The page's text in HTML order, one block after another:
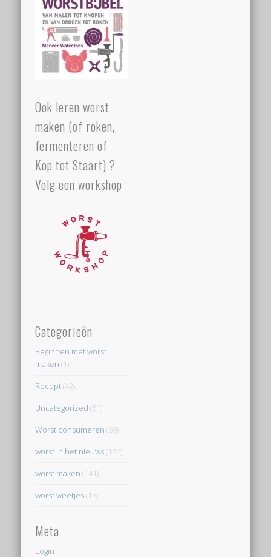
Ook leren worst
maken (of roken,
fermenteren of
Kop tot Staart) ?
Volg een workshop
Categorieën
Beginnen met worst
maken (1)
Recept(42)
Uncategorized (51)
Worst consumeren (69)
worst in het nieuws(176)
worst maken (141)
worst weetjes(17)
Meta
Login